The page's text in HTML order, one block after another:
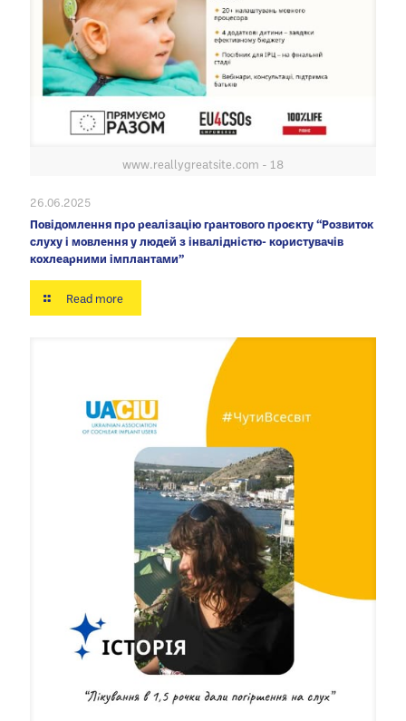
www.reallygreatsite.com - 18
26.06.2025
Повідомлення про реалізацію грантового проєкту “Розвиток
слуху і мовлення у людей з інвалідністю- користувачів
кохлеарними імплантами”
Read more